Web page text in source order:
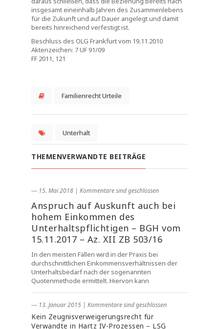
insgesamt eineinhalb Jahren des Zusammenlebens
für die Zukunft und auf Dauer angelegt und damit
bereits hinreichend verfestigt ist.
Beschluss des OLG Frankfurt vom 19.11.2010
Aktenzeichen: 7 UF 91/09
FF 2011, 121
Familienrecht Urteile
Unterhalt
THEMENVERWANDTE BEITRÄGE
― 15. Mai 2018 | Kommentare sind geschlossen
Anspruch auf Auskunft auch bei
hohem Einkommen des
Unterhaltspflichtigen – BGH vom
15.11.2017 – Az. XII ZB 503/16
In den meisten Fällen wird in der Praxis bei
durchschnittlichen Einkommensverhältnissen der
Unterhaltsbedarf nach der sogenannten
Quotenmethode ermittelt. Hiervon kann
― 13. Januar 2015 | Kommentare sind geschlossen
Kein Zeugnisverweigerungsrecht für
Verwandte in Hartz IV-Prozessen – LSG